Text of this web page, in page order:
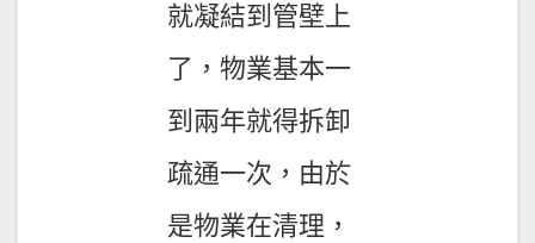
就凝結到管壁上
了，物業基本一
到兩年就得拆卸
疏通一次，由於
是物業在清理，